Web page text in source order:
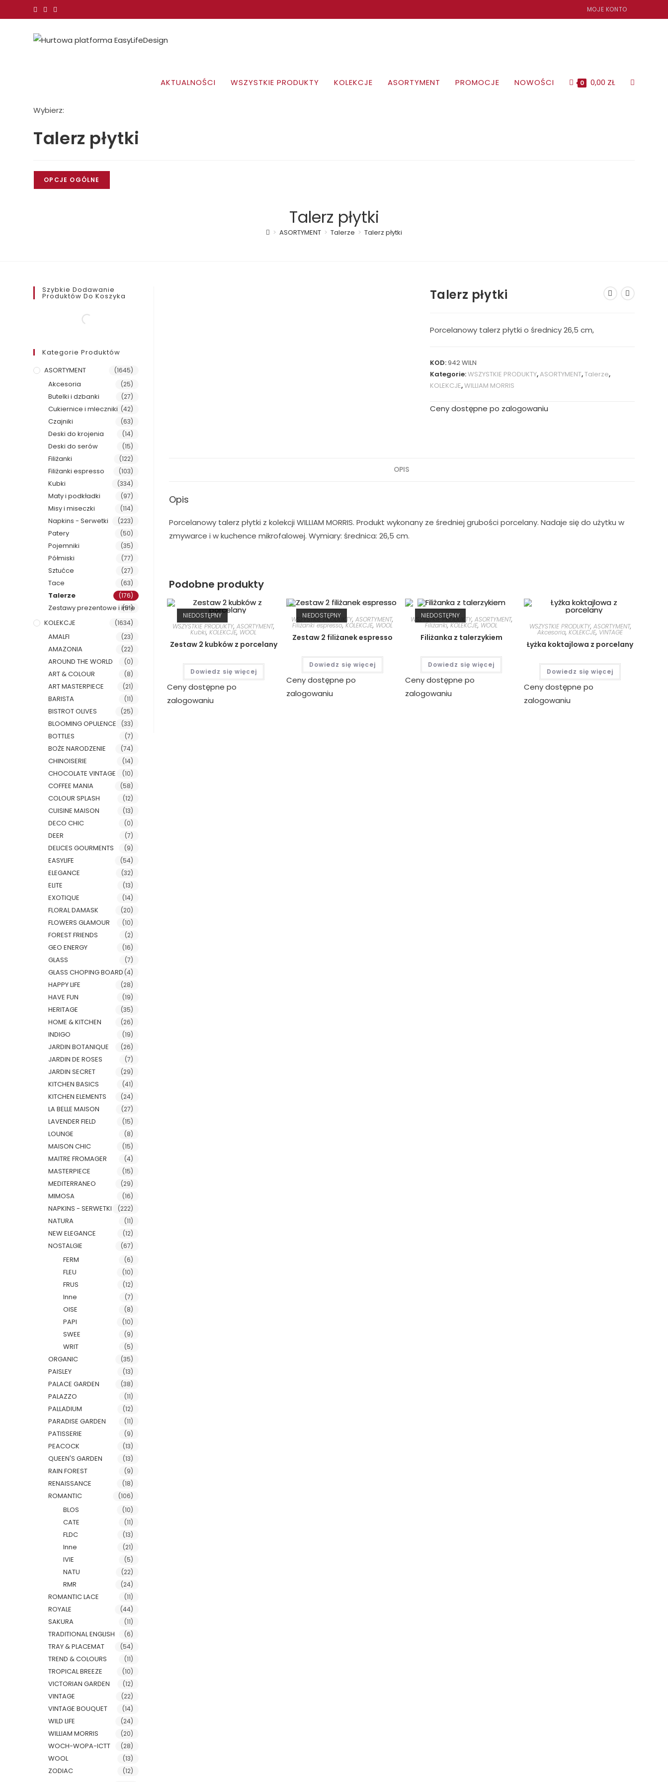
treści
MOJE KONTO
AKTUALNOŚCI WSZYSTKIE PRODUKTY KOLEKCJE ASORTYMENT PROMOCJE NOWOŚCI 0 0,00 ZŁ TOGGLE
Wybierz:
Talerz płytki
OPCJE OGÓLNE
Talerz płytki
> ASORTYMENT > Talerze > Talerz płytki
Talerz płytki
Porcelanowy talerz płytki o średnicy 26,5 cm,
KOD:942 WILN
Kategorie:WSZYSTKIE PRODUKTY,ASORTYMENT,Talerze,
KOLEKCJE,WILLIAM MORRIS
Ceny dostępne po zalogowaniu
OPIS
Opis
Porcelanowy talerz płytki z kolekcji WILLIAM MORRIS. Produkt wykonany ze średniej grubości porcelany. Nadaje się do użytku w
zmywarce i w kuchence mikrofalowej. Wymiary: średnica: 26,5 cm.
Podobne produkty
NIEDOSTĘPNY
WSZYSTKIE PRODUKTY,ASORTYMENT,
Kubki,KOLEKCJE, WOOL
Zestaw 2 kubków z porcelany
Dowiedz się więcej
Ceny dostępne po
zalogowaniu
NIEDOSTĘPNY
WSZYSTKIE PRODUKTY,ASORTYMENT,
Filiżanki espresso,KOLEKCJE, WOOL
Zestaw 2 filiżanek espresso
Dowiedz się więcej
Ceny dostępne po
zalogowaniu
NIEDOSTĘPNY
WSZYSTKIE PRODUKTY, ASORTYMENT,
Filiżanki,KOLEKCJE, WOOL
Filiżanka z talerzykiem
Dowiedz się więcej
Ceny dostępne po
zalogowaniu
WSZYSTKIE PRODUKTY, ASORTYMENT,
Akcesoria,KOLEKCJE, VINTAGE
Łyżka koktajlowa z porcelany
Dowiedz się więcej
Ceny dostępne po
zalogowaniu
Szybkie Dodawanie
Produktów Do Koszyka
Kategorie Produktów
ASORTYMENT
(1645)
Akcesoria (25)
Butelki i dzbanki (27)
Cukiernice i mleczniki (42)
Czajniki (63)
Deski do krojenia (14)
Deski do serów (15)
Filiżanki (122)
Filiżanki espresso (103)
Kubki (334)
Maty i podkładki (97)
Misy i miseczki (114)
Napkins - Serwetki (223)
Patery (50)
Pojemniki (35)
Półmiski (77)
Sztućce (27)
Tace (63)
Talerze (176)
Zestawy prezentowe i inne
(51)
KOLEKCJE (1634)
AMALFI (23)
AMAZONIA (22)
AROUND THE WORLD (0)
ART & COLOUR (8)
ART MASTERPIECE (21)
BARISTA (11)
BISTROT OLIVES (25)
BLOOMING OPULENCE (33)
BOTTLES (7)
BOŻE NARODZENIE (74)
CHINOISERIE (14)
CHOCOLATE VINTAGE (10)
COFFEE MANIA (58)
COLOUR SPLASH (12)
CUISINE MAISON (13)
DECO CHIC (0)
DEER (7)
DELICES GOURMENTS (9)
EASYLIFE (54)
ELEGANCE (32)
ELITE (13)
EXOTIQUE (14)
FLORAL DAMASK (20)
FLOWERS GLAMOUR (10)
FOREST FRIENDS (2)
GEO ENERGY (16)
GLASS (7)
GLASS CHOPING BOARD (4)
HAPPY LIFE (28)
HAVE FUN (19)
HERITAGE (35)
HOME & KITCHEN (26)
INDIGO (19)
JARDIN BOTANIQUE (26)
JARDIN DE ROSES (7)
JARDIN SECRET (29)
KITCHEN BASICS (41)
KITCHEN ELEMENTS (24)
LA BELLE MAISON (27)
LAVENDER FIELD (15)
LOUNGE (8)
MAISON CHIC (15)
MAITRE FROMAGER (4)
MASTERPIECE (15)
MEDITERRANEO (29)
MIMOSA (16)
NAPKINS - SERWETKI (222)
NATURA (11)
NEW ELEGANCE (12)
NOSTALGIE (67)
FERM (6)
FLEU (10)
FRUS (12)
Inne (7)
OISE (8)
PAPI (10)
SWEE (9)
WRIT (5)
ORGANIC (35)
PAISLEY (13)
PALACE GARDEN (38)
PALAZZO (11)
PALLADIUM (12)
PARADISE GARDEN (11)
PATISSERIE (9)
PEACOCK (13)
QUEEN'S GARDEN (13)
RAIN FOREST (9)
RENAISSANCE (18)
ROMANTIC (106)
BLOS (10)
CATE (11)
FLDC (13)
Inne (21)
IVIE (5)
NATU (22)
RMR (24)
ROMANTIC LACE (11)
ROYALE (44)
SAKURA (11)
TRADITIONAL ENGLISH (6)
TRAY & PLACEMAT (54)
TREND & COLOURS (11)
TROPICAL BREEZE (10)
VICTORIAN GARDEN (12)
VINTAGE (22)
VINTAGE BOUQUET (14)
WILD LIFE (24)
WILLIAM MORRIS (20)
WOCH-WOPA-ICTT (28)
WOOL (13)
ZODIAC (12)